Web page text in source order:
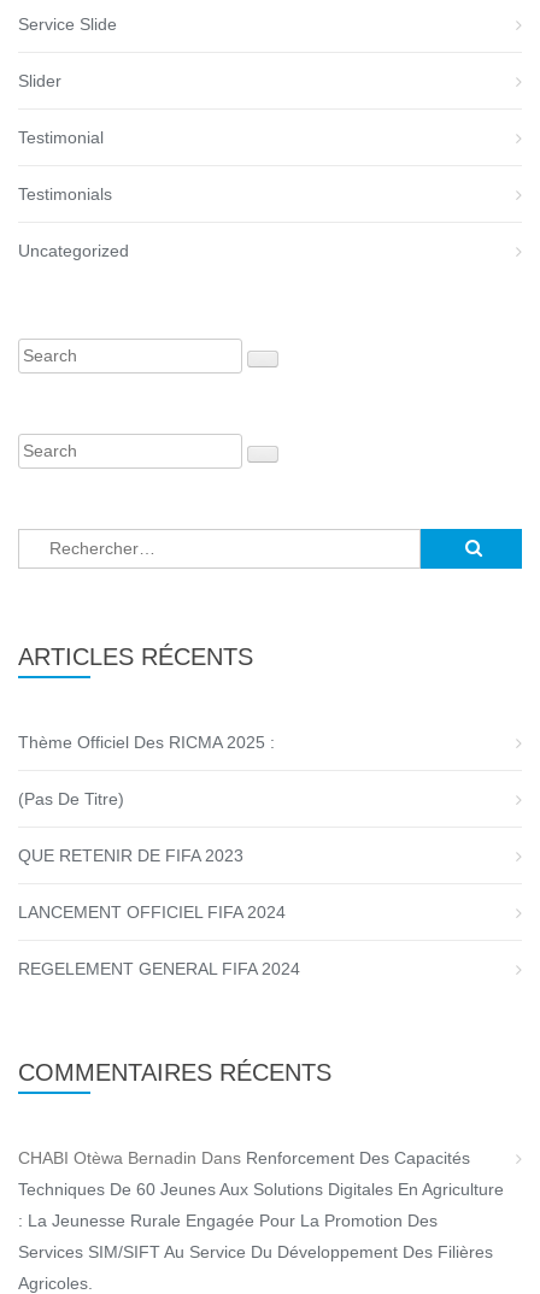
Service Slide
Slider
Testimonial
Testimonials
Uncategorized
Rechercher :
ARTICLES RÉCENTS
Thème Officiel Des RICMA 2025 :
(pas De Titre)
QUE RETENIR DE FIFA 2023
LANCEMENT OFFICIEL FIFA 2024
REGELEMENT GENERAL FIFA 2024
COMMENTAIRES RÉCENTS
CHABI Otèwa Bernadin Dans Renforcement Des Capacités
Techniques De 60 Jeunes Aux Solutions Digitales En Agriculture
: La Jeunesse Rurale Engagée Pour La Promotion Des
Services SIM/SIFT Au Service Du Développement Des Filières
Agricoles.